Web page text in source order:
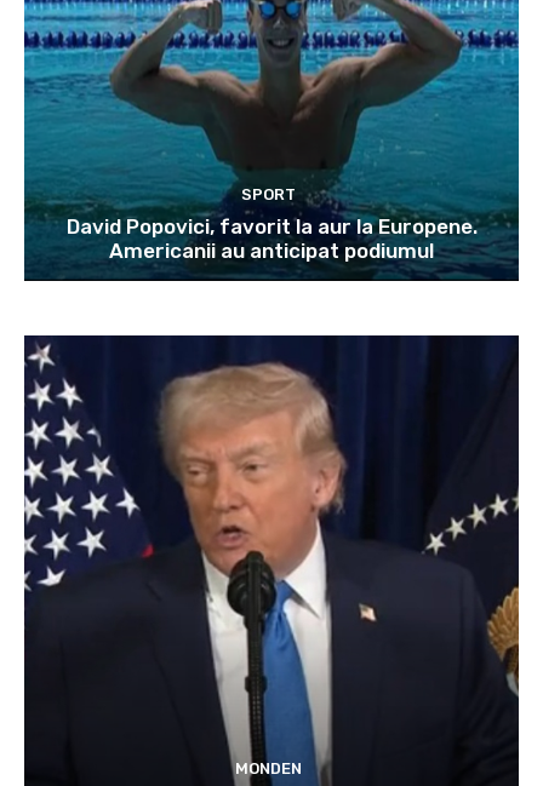
SPORT
David Popovici, favorit la aur la Europene.
Americanii au anticipat podiumul
MONDEN